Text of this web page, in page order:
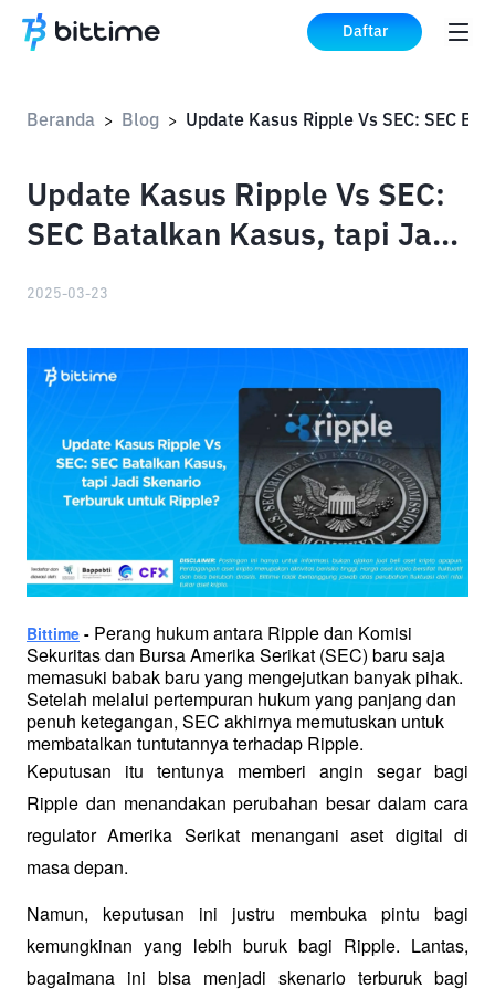
Daftar
Beranda > Blog >
Update Kasus Ripple Vs SEC:
SEC Batalkan Kasus, tapi Jadi
2025-03-23
Bittime - Perang hukum antara Ripple dan Komisi
Sekuritas dan Bursa Amerika Serikat (SEC) baru saja
memasuki babak baru yang mengejutkan banyak pihak.
Setelah melalui pertempuran hukum yang panjang dan
penuh ketegangan, SEC akhirnya memutuskan untuk
membatalkan tuntutannya terhadap Ripple.
Keputusan itu tentunya memberi angin segar bagi
Ripple dan menandakan perubahan besar dalam cara
regulator Amerika Serikat menangani aset digital di
masa depan.
Namun, keputusan ini justru membuka pintu bagi
kemungkinan yang lebih buruk bagi Ripple. Lantas,
bagaimana ini bisa menjadi skenario terburuk bagi